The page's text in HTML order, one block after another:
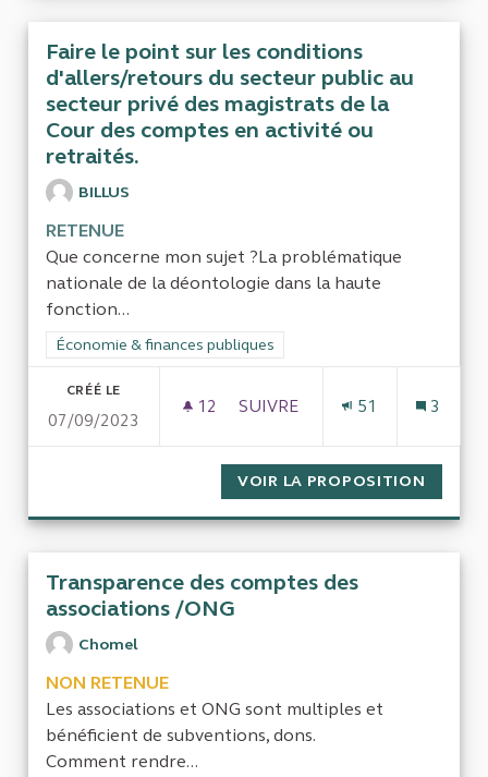
Faire le point sur les conditions
d'allers/retours du secteur public au
secteur privé des magistrats de la
Cour des comptes en activité ou
retraités.
BILLUS
RETENUE
Que concerne mon sujet ?La problématique
nationale de la déontologie dans la haute
fonction...
Filtrer les résultats de la catégorie : Économie & finances
Économie & finances publiques
CRÉÉ LE
07/09/2023
12 12 ABONNÉS
SUIVRE
51 3
VOIR LA PROPOSITION
Transparence des comptes des
associations /ONG
Chomel
NON RETENUE
Les associations et ONG sont multiples et
bénéficient de subventions, dons.
Comment rendre...